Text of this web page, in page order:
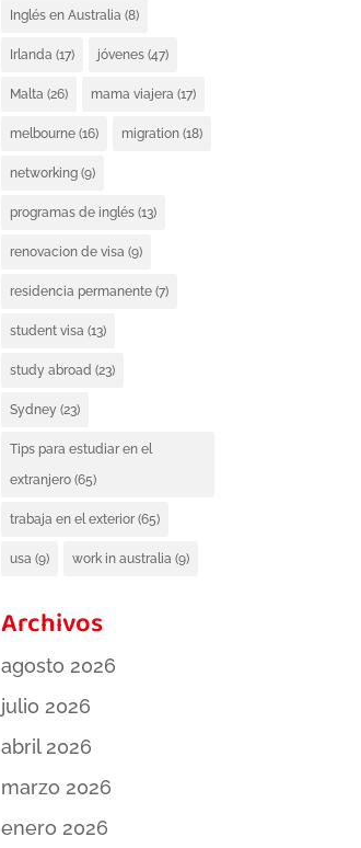
Inglés en Australia (8)
Irlanda (17) jóvenes (47)
Malta (26) mama viajera (17)
melbourne (16) migration (18)
networking (9)
programas de inglés (13)
renovacion de visa (9)
residencia permanente (7)
student visa (13)
study abroad (23)
Sydney (23)
Tips para estudiar en el
extranjero (65)
trabaja en el exterior (65)
usa (9) work in australia (9)
Archivos
agosto 2026
julio 2026
abril 2026
marzo 2026
enero 2026